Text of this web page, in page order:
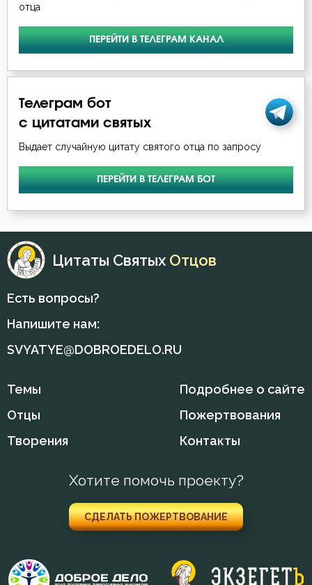
отца
ПЕРЕЙТИ В ТЕЛЕГРАМ КАНАЛ
Телеграм бот
с цитатами святых
Выдает случайную цитату святого отца по запросу
ПЕРЕЙТИ В ТЕЛЕГРАМ БОТ
Цитаты Святых Отцов
Есть вопросы?
Напишите нам:
SVYATYE@DOBROEDELO.RU
Темы
Отцы
Творения
Подробнее о сайте
Пожертвования
Контакты
Хотите помочь проекту?
СДЕЛАТЬ ПОЖЕРТВОВАНИЕ